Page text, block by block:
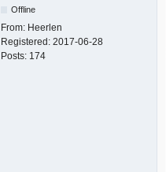
Offline
From: Heerlen
Registered: 2017-06-28
Posts: 174